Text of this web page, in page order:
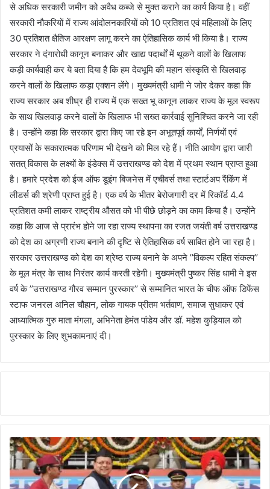
से अधिक सरकारी जमीन को अवैध कब्जे से मुक्त कराने का कार्य किया है। वहीं
सरकारी नौकरियों में राज्य आंदोलनकारियों को 10 प्रतिशत एवं महिलाओं के लिए
30 प्रतिशत क्षैतिज आरक्षण लागू करने का ऐतिहासिक कार्य भी किया है। राज्य
सरकार ने दंगारोधी कानून बनाकर और खाद्य पदार्थों में थूकने वालों के खिलाफ
कड़ी कार्यवाही कर ये बता दिया है कि हम देवभूमि की महान संस्कृति से खिलवाड़
करने वालों के खिलाफ कड़ा एक्शन लेंगे। मुख्यमंत्री धामी ने जोर देकर कहा कि
राज्य सरकार अब शीघ्र ही राज्य में एक सख्त भू कानून लाकर राज्य के मूल स्वरूप
के साथ खिलवाड़ करने वालों के खिलाफ भी सख्त कार्रवाई सुनिश्चित करने जा रही
है। उन्होंने कहा कि सरकार द्वारा किए जा रहे इन अभूतपूर्व कार्यों, निर्णयों एवं
प्रयासों के सकारात्मक परिणाम भी देखने को मिल रहे हैं। नीति आयोग द्वारा जारी
सतत् विकास के लक्ष्यों के इंडेक्स में उत्तराखण्ड को देश में प्रथम स्थान प्राप्त हुआ
है। हमारे प्रदेश को ईज ऑफ डूइंग बिजनेस में एचीवर्स तथा स्टार्टअप रैंकिंग में
लीडर्स की श्रेणी प्राप्त हुई है। एक वर्ष के भीतर बेरोजगारी दर में रिकॉर्ड 4.4
प्रतिशत कमी लाकर राष्ट्रीय औसत को भी पीछे छोड़ने का काम किया है। उन्होंने
कहा कि आज से प्रारंभ होने जा रहा राज्य स्थापना का रजत जयंती वर्ष उत्तराखण्ड
को देश का अग्रणी राज्य बनाने की दृष्टि से ऐतिहासिक वर्ष साबित होने जा रहा है।
सरकार उत्तराखण्ड को देश का श्रेष्ठ राज्य बनाने के अपने ’’विकल्प रहित संकल्प’’
के मूल मंत्र के साथ निरंतर कार्य करती रहेगी। मुख्यमंत्री पुष्कर सिंह धामी ने इस
वर्ष के ’’उत्तराखण्ड गौरव सम्मान पुरस्कार’’ से सम्मानित भारत के चीफ ऑफ डिफेंस
स्टाफ जनरल अनिल चौहान, लोक गायक प्रीतम भर्तवाण, समाज सुधाकर एवं
आध्यात्मिक गुरु माता मंगला, अभिनेता हेमंत पांडेय और डॉ. महेश कुड़ियाल को
पुरस्कार के लिए शुभकामनाएं दी।